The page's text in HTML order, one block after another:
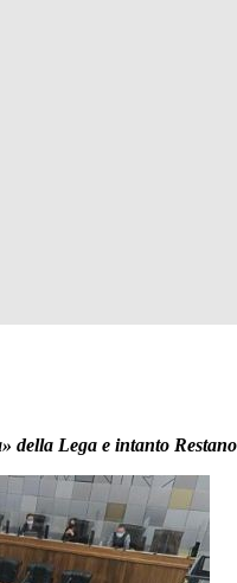
Lega e intanto Restano